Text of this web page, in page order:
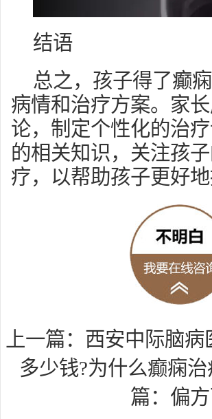
结语
总之，孩子得了癫
病情和治疗方案。家
论，制定个性化的治
的相关知识，关注孩
疗，以帮助孩子更好
上一篇： 西安中际脑病
多少钱?为什么癫痫
篇： 偏